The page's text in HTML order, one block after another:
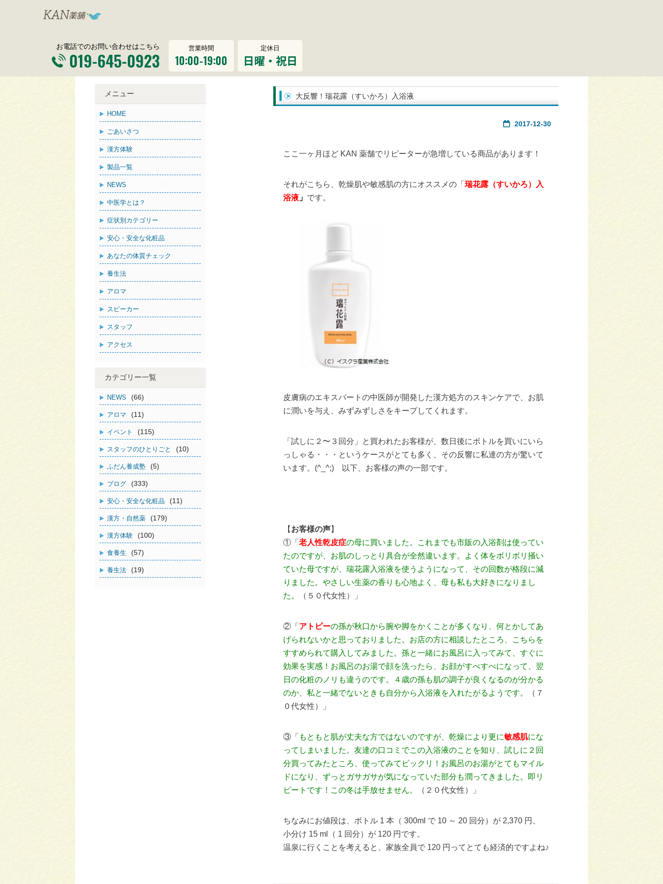
お電話でのお問い合わせはこちら
019-645-0923
営業時間
10:00-19:00
定休日
日曜・祝日
大反響！瑞花露（すいかろ）入浴液
2017-12-30
ここ一ヶ月ほど KAN 薬舗でリピーターが急増している商品があります！
それがこちら、乾燥肌や敏感肌の方にオススメの「 瑞花露（すいかろ）入
浴液 」 です。
皮膚病のエキスパートの中医師が開発した漢方処方のスキンケアで、お肌
に潤いを与え、みずみずしさをキープしてくれます。
「試しに２〜３回分」と買われたお客様が、数日後にボトルを買いにいら
っしゃる・・・というケースがとても多く、その反響に私達の方が驚いて
います。(^_^;) 以下、お客様の声の一部です。
【 お客様の声】
①「 老人性乾皮症の母に買いました。これまでも市販の入浴剤は使ってい
たのですが、お肌のしっとり具合が全然違います。よく体をボリボリ掻い
ていた母ですが、瑞花露入浴液を使うようになって、その回数が格段に減
りました。やさしい生薬の香りも心地よく、母も私も大好きになりまし
た。
（５０代女性）」
②「 アトピーの孫が秋口から腕や脚をかくことが多くなり、何とかしてあ
げられないかと思っておりました。お店の方に相談したところ、こちらを
すすめられて購入してみました。孫と一緒にお風呂に入ってみて、すぐに
効果を実感！お風呂のお湯で顔を洗ったら、お顔がすべすべになって、翌
日の化粧のノリも違うのです。４歳の孫も肌の調子が良くなるのが分かる
のか、私と一緒でないときも自分から入浴液を入れたがるようです。
（７
０代女性）」
③「 もともと肌が丈夫な方ではないのですが、乾燥により更に敏感肌にな
ってしまいました。友達の口コミでこの入浴液のことを知り、試しに２回
分買ってみたところ、使ってみてビックリ！お風呂のお湯がとてもマイル
ドになり、ずっとガサガサが気になっていた部分も潤ってきました。即リ
ピートです！この冬は手放せません。
（２０代女性）」
ちなみにお値段は、ボトル 1 本（ 300ml で 10 ～ 20 回分）が 2,370 円、
小分け 15 ml（ 1 回分）が 120 円です。
温泉に行くことを考えると、家族全員で 120 円ってとても経済的ですよね♪
メニュー
HOME
ごあいさつ
漢方体験
製品一覧
NEWS
中医学とは？
症状別カテゴリー
安心・安全な化粧品
あなたの体質チェック
養生法
アロマ
スピーカー
スタッフ
アクセス
カテゴリー一覧
NEWS (66)
アロマ (11)
イベント (115)
スタッフのひとりごと (10)
ふだん養成塾 (5)
ブログ (333)
安心・安全な化粧品 (11)
漢方・自然薬 (179)
漢方体験 (100)
食養生 (57)
養生法 (19)